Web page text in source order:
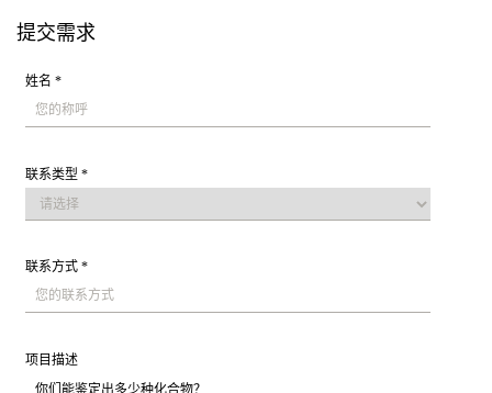
提交需求
姓名 *
联系类型 *
联系方式 *
项目描述